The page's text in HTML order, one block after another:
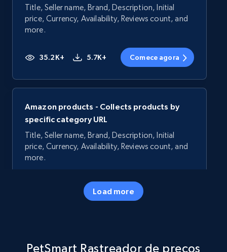
Title, Seller name, Brand, Description, Initial
price, Currency, Availability, Reviews count, and
more.
35.2K+ 5.7K+ Comece agora
Amazon products - Collects products by
specific category URL
Title, Seller name, Brand, Description, Initial
price, Currency, Availability, Reviews count, and
more.
5.7K+ Comece agora
specific keywords
Load more
PetSmart Rastreador de preços